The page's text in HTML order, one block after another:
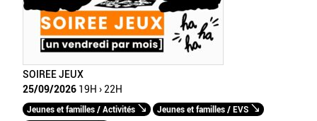
SOIREE JEUX
25/09/2026 19H › 22H
Jeunes et familles / Activités
Jeunes et familles / EVS